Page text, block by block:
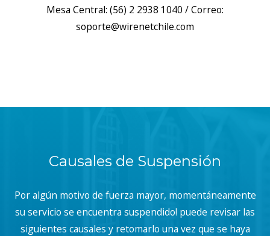
Mesa Central: (56) 2 2938 1040 / Correo:
soporte@wirenetchile.com
Causales de Suspensión
Por algún motivo de fuerza mayor, momentáneamente
su servicio se encuentra suspendido! puede revisar las
siguientes causales y retomarlo una vez que se haya